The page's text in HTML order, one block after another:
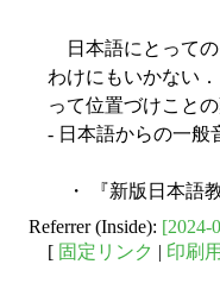
日本語にとっての
わけにもいかない
って位置づけこと
- 日本語からの一般
・ 『新版日本語
Referrer (Inside): [2024-
[ 固定リンク | 印刷